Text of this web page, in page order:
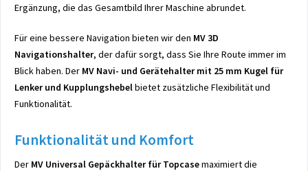
Ergänzung, die das Gesamtbild Ihrer Maschine abrundet.
Für eine bessere Navigation bieten wir den MV 3D
Navigationshalter, der dafür sorgt, dass Sie Ihre Route immer im
Blick haben. Der MV Navi- und Gerätehalter mit 25 mm Kugel für
Lenker und Kupplungshebelbietet zusätzliche Flexibilität und
Funktionalität.
Funktionalität und Komfort
Der MV Universal Gepäckhalter für Topcasemaximiert die